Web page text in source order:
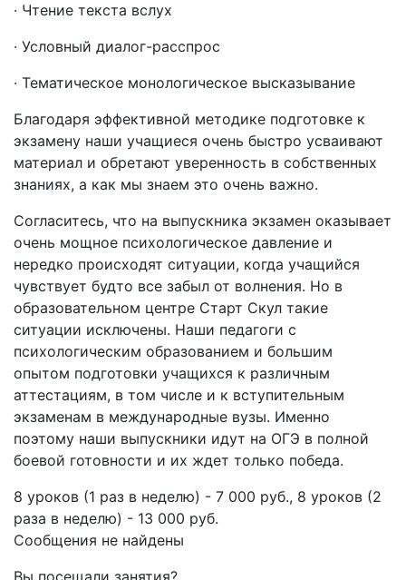
· Чтение текста вслух
· Условный диалог-расспрос
· Тематическое монологическое высказывание
Благодаря эффективной методике подготовке к
экзамену наши учащиеся очень быстро усваивают
материал и обретают уверенность в собственных
знаниях, а как мы знаем это очень важно.
Согласитесь, что на выпускника экзамен оказывает
очень мощное психологическое давление и
нередко происходят ситуации, когда учащийся
чувствует будто все забыл от волнения. Но в
образовательном центре Старт Скул такие
ситуации исключены. Наши педагоги с
психологическим образованием и большим
опытом подготовки учащихся к различным
аттестациям, в том числе и к вступительным
экзаменам в международные вузы. Именно
поэтому наши выпускники идут на ОГЭ в полной
боевой готовности и их ждет только победа.
​8 уроков (1 раз в неделю) - 7 000 руб., 8 уроков (2
раза в неделю) - 13 000 руб.​​​​
Сообщения не найдены
Вы посещали занятия?